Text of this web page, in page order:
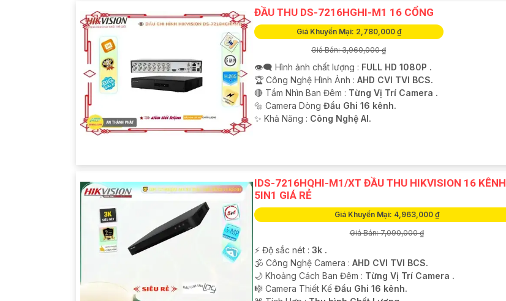
ĐẦU THU DS-7216HGHI-M1 16 CỔNG
Giá Khuyến Mại: 2,780,000 ₫
Giá Bán: 3,960,000 ₫
👁️‍🗨 Hình ảnh chất lượng : FULL HD 1080P .
🏆 Công Nghệ Hình Ảnh : AHD CVI TVI BCS.
🔴 Tầm Nhìn Ban Đêm : Từng Vị Trí Camera .
🔩 Camera Dòng Đầu Ghi 16 kênh.
️✨ Khả Năng : Công Nghệ AI.
IDS-7216HQHI-M1/XT ĐẦU THU HIKVISION 16 KÊNH
5IN1 GIÁ RẺ
Giá Khuyến Mại: 4,963,000 ₫
Giá Bán: 7,090,000 ₫
️⚡ Độ sắc nét : 3k .
🕉️ Công Nghệ Camera : AHD CVI TVI BCS.
🌙 Khoảng Cách Ban Đêm : Từng Vị Trí Camera .
🎼️ Camera Thiết Kế Đầu Ghi 16 kênh.